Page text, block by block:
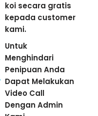
koi secara gratis
kepada customer
kami.
Untuk
Menghindari
Penipuan Anda
Dapat Melakukan
Video Call
Dengan Admin